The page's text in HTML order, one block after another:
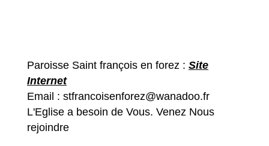
Paroisse Saint françois en forez : Site
Internet
Email : stfrancoisenforez@wanadoo.fr
L'Eglise a besoin de Vous. Venez Nous
rejoindre